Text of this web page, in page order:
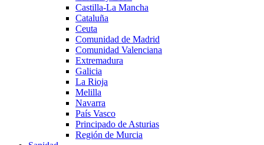
Castilla-La Mancha
Cataluña
Ceuta
Comunidad de Madrid
Comunidad Valenciana
Extremadura
Galicia
La Rioja
Melilla
Navarra
País Vasco
Principado de Asturias
Región de Murcia